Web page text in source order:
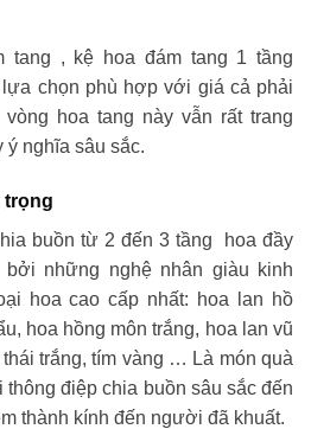
tang , kệ hoa đám tang 1 tầng
chọn phù hợp với giá cả phải
hoa tang này vẫn rất trang
ý nghĩa sâu sắc.
trọng
buồn từ 2 đến 3 tầng hoa đầy
những nghệ nhân giàu kinh
hoa cao cấp nhất: hoa lan hồ
hoa hồng môn trắng, hoa lan vũ
trắng, tím vàng … Là món quà
điệp chia buồn sâu sắc đến
thành kính đến người đã khuất.